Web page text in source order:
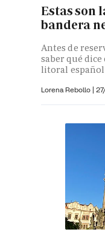
Estas son
bandera
Antes de
saber qué
litoral español
Lorena Rebollo |